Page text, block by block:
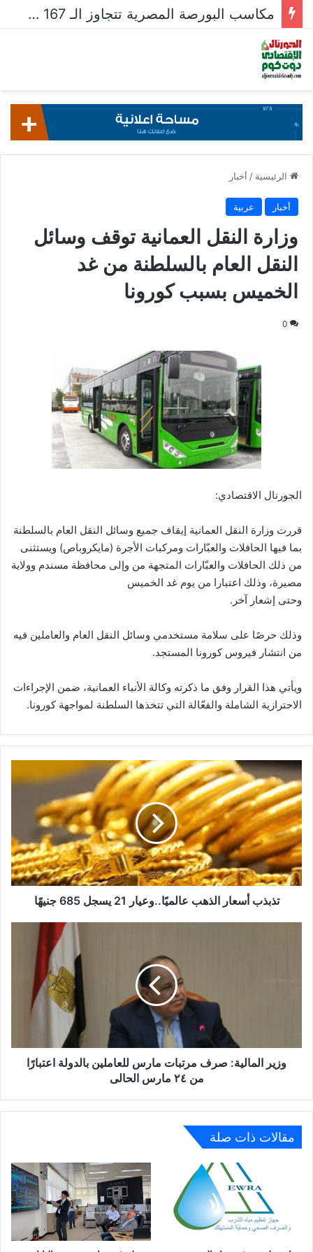
مكاسب البورصة المصرية تتجاوز الـ 167 مليار جنيه خلال أسبوع
الرئيسية / أخبار
أخبار عربية
وزارة النقل العمانية توقف وسائل
النقل العام بالسلطنة من غد
الخميس بسبب كورونا
0
الجورنال الاقتصادي:
قررت وزارة النقل العمانية إيقاف جميع وسائل النقل العام بالسلطنة
بما فيها الحافلات والعبّارات ومركبات الأجرة (مايكروباص) ويستثنى
من ذلك الحافلات والعبّارات المتجهة من وإلى محافظة مسندم وولاية
مصيرة، وذلك اعتبارا من يوم غد الخميس
وحتى إشعار آخر.
‏وذلك حرصًا على سلامة مستخدمي وسائل النقل العام والعاملين فيه
من انتشار فيروس ‎كورونا المستجد.
ويأتي هذا القرار وفق ما ذكرته وكالة الأنباء العمانية، ضمن الإجراءات
الاحترازية الشاملة والفعّالة التي تتخذها السلطنة ‏لمواجهة كورونا.
تذبذب
أسعار
الذهب
عالميًا..وعيار
21
يسجل
685
جنيهًا
تذبذب أسعار الذهب عالميًا..وعيار 21 يسجل 685 جنيهًا
من
وزير المالية: صرف مرتبات مارس للعاملين بالدولة اعتبارًا
من ٢٤ مارس الحالى
مقالات ذات صلة